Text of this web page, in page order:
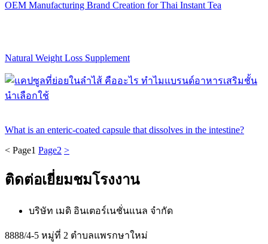
OEM Manufacturing Brand Creation for Thai Instant Tea
Natural Weight Loss Supplement
What is an enteric-coated capsule that dissolves in the intestine?
< Page1 Page2 >
ติดต่อเยี่ยมชมโรงงาน
บริษัท เมดิ อินเตอร์เนชั่นแนล จำกัด
8888/4-5 หมู่ที่ 2 ตำบลแพรกษาใหม่